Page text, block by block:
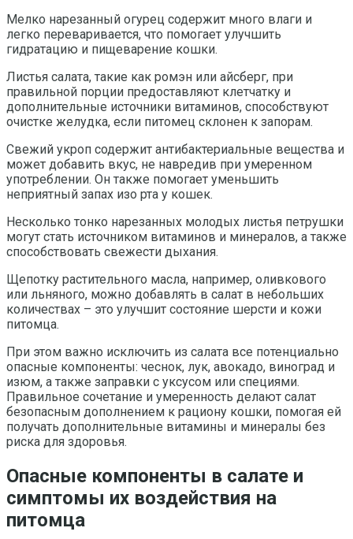
Мелко нарезанный огурец содержит много влаги и
легко переваривается, что помогает улучшить
гидратацию и пищеварение кошки.
Листья салата, такие как ромэн или айсберг, при
правильной порции предоставляют клетчатку и
дополнительные источники витаминов, способствуют
очистке желудка, если питомец склонен к запорам.
Свежий укроп содержит антибактериальные вещества и
может добавить вкус, не навредив при умеренном
употреблении. Он также помогает уменьшить
неприятный запах изо рта у кошек.
Несколько тонко нарезанных молодых листья петрушки
могут стать источником витаминов и минералов, а также
способствовать свежести дыхания.
Щепотку растительного масла, например, оливкового
или льняного, можно добавлять в салат в небольших
количествах – это улучшит состояние шерсти и кожи
питомца.
При этом важно исключить из салата все потенциально
опасные компоненты: чеснок, лук, авокадо, виноград и
изюм, а также заправки с уксусом или специями.
Правильное сочетание и умеренность делают салат
безопасным дополнением к рациону кошки, помогая ей
получать дополнительные витамины и минералы без
риска для здоровья.
Опасные компоненты в салате и
симптомы их воздействия на
питомца